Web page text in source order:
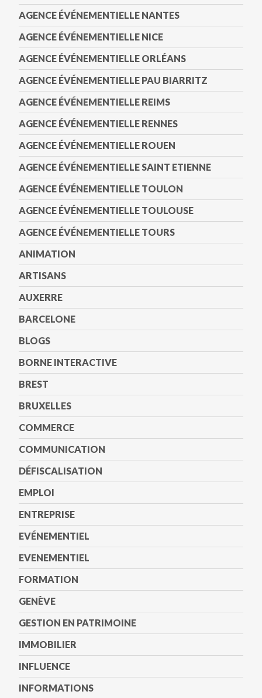
AGENCE ÉVÉNEMENTIELLE NANTES
AGENCE ÉVÉNEMENTIELLE NICE
AGENCE ÉVÉNEMENTIELLE ORLÉANS
AGENCE ÉVÉNEMENTIELLE PAU BIARRITZ
AGENCE ÉVÉNEMENTIELLE REIMS
AGENCE ÉVÉNEMENTIELLE RENNES
AGENCE ÉVÉNEMENTIELLE ROUEN
AGENCE ÉVÉNEMENTIELLE SAINT ETIENNE
AGENCE ÉVÉNEMENTIELLE TOULON
AGENCE ÉVÉNEMENTIELLE TOULOUSE
AGENCE ÉVÉNEMENTIELLE TOURS
ANIMATION
ARTISANS
AUXERRE
BARCELONE
BLOGS
BORNE INTERACTIVE
BREST
BRUXELLES
COMMERCE
COMMUNICATION
DÉFISCALISATION
EMPLOI
ENTREPRISE
EVÉNEMENTIEL
EVENEMENTIEL
FORMATION
GENÈVE
GESTION EN PATRIMOINE
IMMOBILIER
INFLUENCE
INFORMATIONS